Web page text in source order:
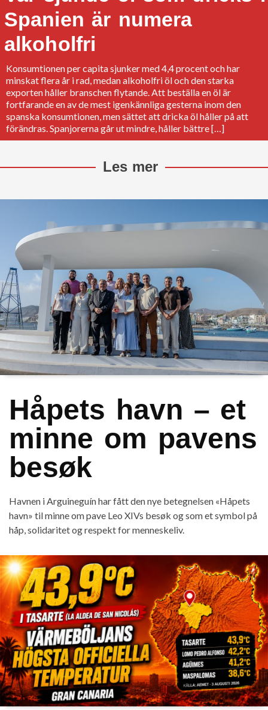
Spanien är numera
alkoholfri
Konsumtionen per capita sjunker med 4,4 procent och har
minskat flera år i rad, medan alkoholfri öl och den starka
exporten håller branschen flytande. Att beställa en öl är
fortfarande en av de mest igenkännliga gesterna inom den
spanska konsumtionen, men sättet att dricka öl håller på att
förändras. Spanjorerna går ut mindre, håller bättre […]
Les mer
Håpets havn – et
minne om pavens
besøk
Havnen i Arguineguín har fått den nye betegnelsen «Håpets
havn» til minne om pave Leo XIVs besøk og som et symbol på
håp, solidaritet og respekt for menneskeliv.